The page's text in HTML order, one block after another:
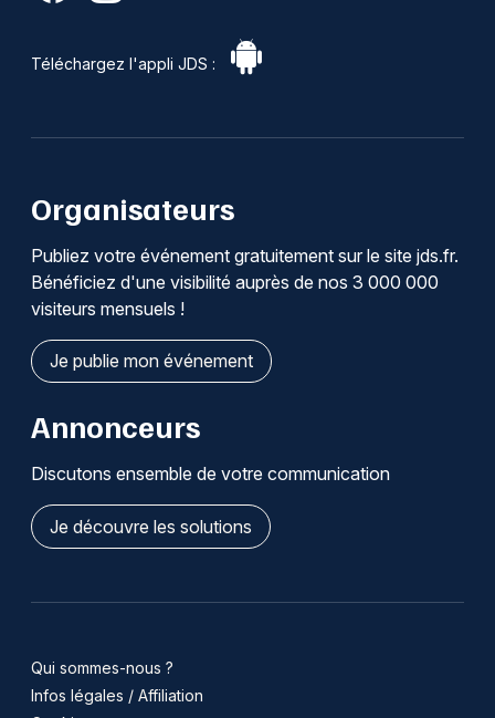
Téléchargez l'appli JDS :
Organisateurs
Publiez votre événement gratuitement sur le site jds.fr.
Bénéficiez d'une visibilité auprès de nos 3 000 000
visiteurs mensuels !
Je publie mon événement
Annonceurs
Discutons ensemble de votre communication
Je découvre les solutions
Qui sommes-nous ?
Infos légales / Affiliation